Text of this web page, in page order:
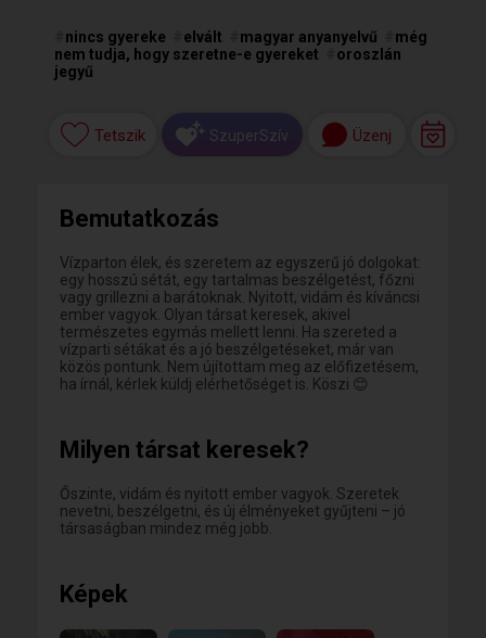
nincs gyereke elvált magyar anyanyelvű
még
nem tudja, hogy szeretne-e gyereket
oroszlán
jegyű
Tetszik SzuperSzív Üzenj
Bemutatkozás
Vízparton élek, és szeretem az egyszerű jó dolgokat:
egy hosszú sétát, egy tartalmas beszélgetést, főzni
vagy grillezni a barátoknak. Nyitott, vidám és kíváncsi
ember vagyok. Olyan társat keresek, akivel
természetes egymás mellett lenni. Ha szereted a
vízparti sétákat és a jó beszélgetéseket, már van
közös pontunk. Nem újítottam meg az előfizetésem,
ha írnál, kérlek küldj elérhetőséget is. Köszi 😊
Milyen társat keresek?
Őszinte, vidám és nyitott ember vagyok. Szeretek
nevetni, beszélgetni, és új élményeket gyűjteni – jó
társaságban mindez még jobb.
Képek